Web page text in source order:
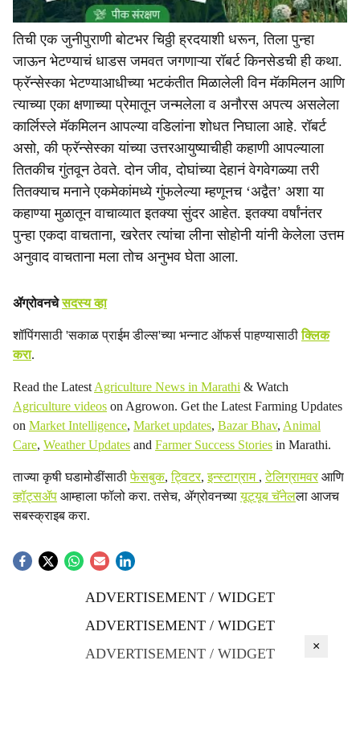
तिची एक जुनीपुराणी बोटभर चिठ्ठी ह्रदयाशी धरून, तिला पुन्हा
जाऊन भेटण्याचं धाडस जमवत जगणाऱ्या रॉबर्ट किनसेडची ही कथा.
फ्रॅन्सेस्का भेटण्याआधीच्या भटकंतीत मिळालेली विन मॅकमिलन आणि
त्याच्या एका क्षणाच्या प्रेमातून जन्मलेला व अनौरस अपत्य असलेला
कार्लिस्ले मॅकमिलन आपल्या वडिलांना शोधत निघाला आहे. रॉबर्ट
असो, की फ्रॅन्सेस्का यांच्या उत्तरआयुष्याचीही कहाणी आपल्याला
तितकीच गुंतवून ठेवते. दोन जीव, दोघांच्या देहानं वेगवेगळ्या तरी
तितक्याच मनाने एकमेकांमध्ये गुंफलेल्या म्हणूनच ‘अद्वैत’ अशा या
कहाण्या मुळातून वाचाव्यात इतक्या सुंदर आहेत. इतक्या वर्षांनंतर
पुन्हा एकदा वाचताना, खरेतर त्यांचा लीना सोहोनी यांनी केलेला उत्तम
अनुवाद वाचताना मला तोच अनुभव घेता आला.
ॲग्रोवनचेसदस्य व्हा
शॉपिंगसाठी 'सकाळ प्राईम डील्स'च्या भन्नाट ऑफर्स पाहण्यासाठीक्लिक
करा.
Read the Latest Agriculture News in Marathi & Watch
Agriculture videos on Agrowon. Get the Latest Farming Updates
on Market Intelligence, Market updates, Bazar Bhav, Animal
Care, Weather Updates and Farmer Success Stories in Marathi.
ताज्या कृषी घडामोडींसाठीफेसबुक,ट्विटर,इन्स्टाग्राम ,टेलिग्रामवरआणि
व्हॉट्सॲप आम्हाला फॉलो करा. तसेच, ॲग्रोवनच्यायूट्यूब चॅनेलला आजच
सबस्क्राइब करा.
ADVERTISEMENT / WIDGET
ADVERTISEMENT / WIDGET
ADVERTISEMENT / WIDGET
×